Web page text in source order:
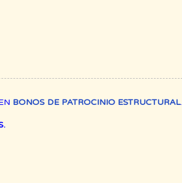
BONOS DE PATROCINIO ESTRUCTURAL.